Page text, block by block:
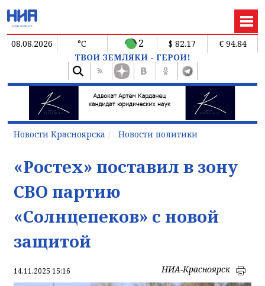
08.08.2026 °C 2 $ 82.17
€ 94.84
ТВОИ ЗЕМЛЯКИ - ГЕРОИ!
Новости Красноярска Новости политики
«Ростех» поставил в зону
СВО партию
«Солнцепеков» с новой
защитой
14.11.2025 15:16 НИА-Красноярск